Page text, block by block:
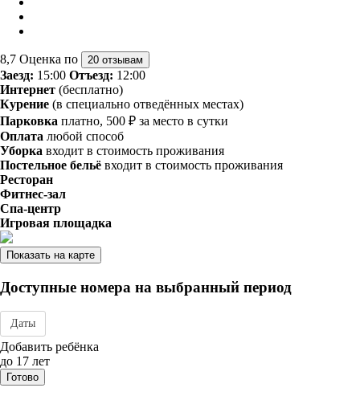
8,7 Оценка по 20 отзывам
Заезд: 15:00 Отъезд: 12:00
Интернет (бесплатно)
Курение (в специально отведённых местах)
Парковка платно, 500 ₽ за место в сутки
Оплата любой способ
Уборка входит в стоимость проживания
Постельное бельё входит в стоимость проживания
Ресторан
Фитнес-зал
Спа-центр
Игровая площадка
Показать на карте
Доступные номера на выбранный период
Даты
Дата заезда - отъезда
Добавить ребёнка
до 17 лет
Готово